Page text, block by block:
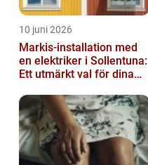
10 juni 2026
Markis-installation med
en elektriker i Sollentuna:
Ett utmärkt val för dina